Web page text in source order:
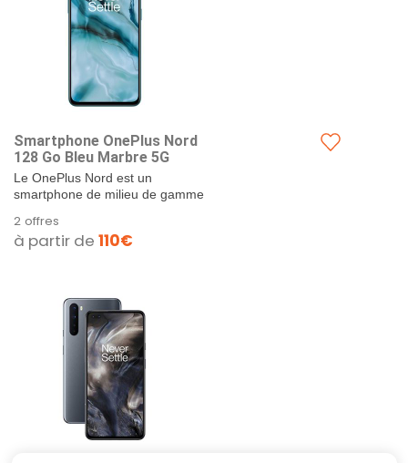
Smartphone OnePlus Nord
128 Go Bleu Marbre 5G
Le OnePlus Nord est un
smartphone de milieu de gamme
d'offrir un positionnement...
2 offres
à partir de 110€